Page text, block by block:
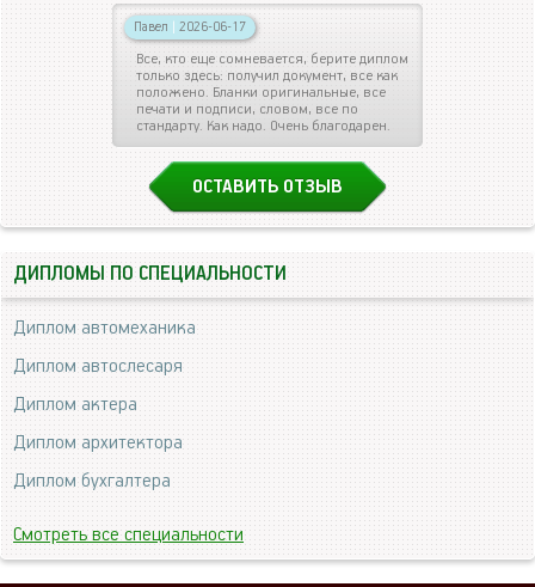
Павел | 2026-06-17
Все, кто еще сомневается, берите диплом
только здесь: получил документ, все как
положено. Бланки оригинальные, все
печати и подписи, словом, все по
стандарту. Как надо. Очень благодарен.
ОСТАВИТЬ ОТЗЫВ
ДИПЛОМЫ ПО СПЕЦИАЛЬНОСТИ
Диплом автомеханика
Диплом автослесаря
Диплом актера
Диплом архитектора
Диплом бухгалтера
Смотреть все специальности